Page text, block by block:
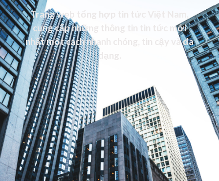
Trang web tổng hợp tin tức Việt Nam,
cung cấp những thông tin tin tức mới
nhất một cách nhanh chóng, tin cậy và đa
dạng.